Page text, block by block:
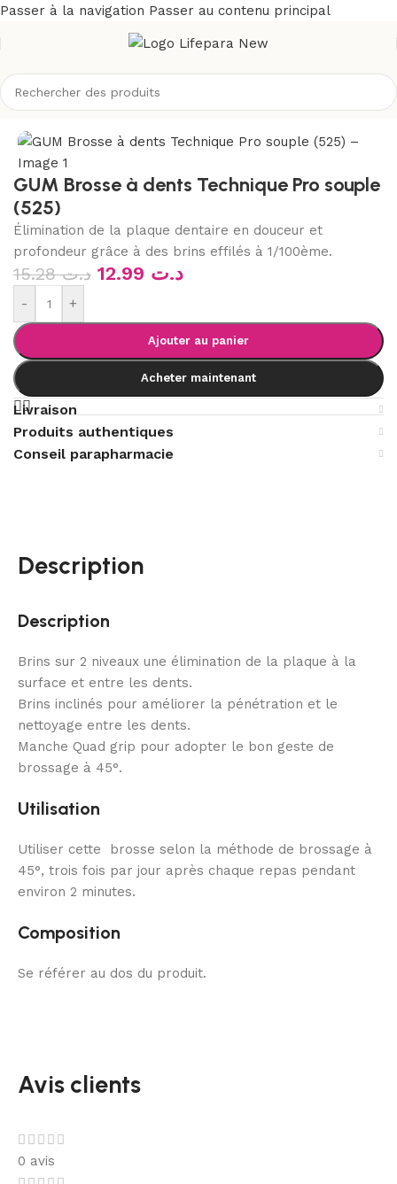
Passer à la navigation Passer au contenu principal
/Boutique/Hygiène/Soins buccodentaires/Brosses à dents
GUM Brosse à dents Technique Pro souple
(525)
Élimination de la plaque dentaire en douceur et
profondeur grâce à des brins effilés à 1/100ème.
د.ت15.28 د.ت
- +
Ajouter au panier
Acheter maintenant
Livraison
Produits authentiques
Conseil parapharmacie
Description
Description
Brins sur 2 niveaux une élimination de la plaque à la
surface et entre les dents.
Brins inclinés pour améliorer la pénétration et le
nettoyage entre les dents.
Manche Quad grip pour adopter le bon geste de
brossage à 45°.
Utilisation
Utiliser cette brosse selon la méthode de brossage à
45°, trois fois par jour après chaque repas pendant
environ 2 minutes.
Composition
Se référer au dos du produit.
Avis clients
0 avis